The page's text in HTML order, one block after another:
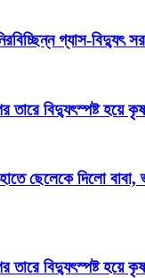
গ্যাস-বিদ্যুৎ
তারে বিদ্যুৎস্পষ্ট হয়ে
ছেলেকে দিলো
তারে বিদ্যুৎস্পষ্ট হয়ে